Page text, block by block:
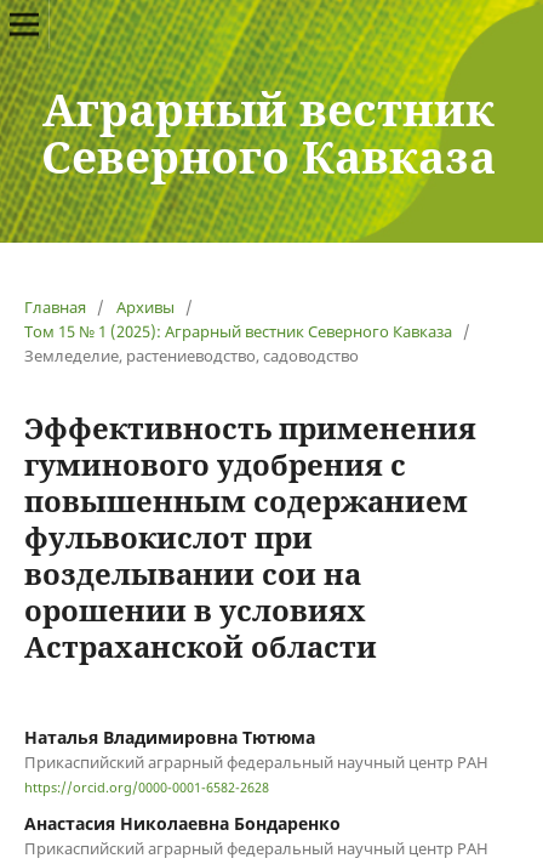
Аграрный вестник
Северного Кавказа
Главная / Архивы
/
Том 15 № 1 (2025): Аграрный вестник Северного Кавказа /
Земледелие, растениеводство, садоводство
Эффективность применения
гуминового удобрения с
повышенным содержанием
фульвокислот при
возделывании сои на
орошении в условиях
Астраханской области
Наталья Владимировна Тютюма
Прикаспийский аграрный федеральный научный центр РАН
https://orcid.org/0000-0001-6582-2628
Анастасия Николаевна Бондаренко
Прикаспийский аграрный федеральный научный центр РАН